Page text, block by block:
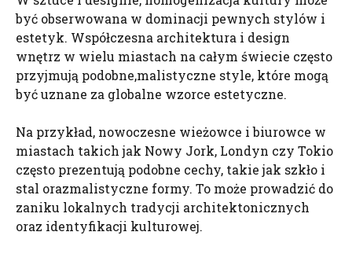
być obserwowana w dominacji pewnych stylów i
estetyk. Współczesna architektura i design
wnętrz w wielu miastach na całym świecie często
przyjmują podobne,malistyczne style, które mogą
być uznane za globalne wzorce estetyczne.
Na przykład, nowoczesne wieżowce i biurowce w
miastach takich jak Nowy Jork, Londyn czy Tokio
często prezentują podobne cechy, takie jak szkło i
stal orazmalistyczne formy. To może prowadzić do
zaniku lokalnych tradycji architektonicznych
oraz identyfikacji kulturowej.